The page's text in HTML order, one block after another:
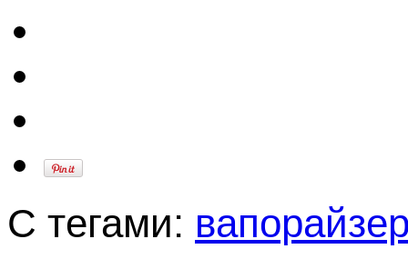
С тегами: